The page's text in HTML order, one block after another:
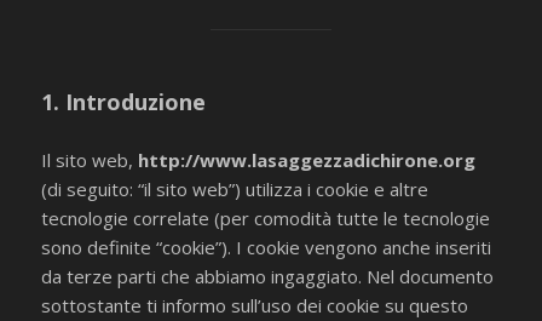
1. Introduzione
Il sito web, http://www.lasaggezzadichirone.org
(di seguito: “il sito web”) utilizza i cookie e altre
tecnologie correlate (per comodità tutte le tecnologie
sono definite “cookie”). I cookie vengono anche inseriti
da terze parti che abbiamo ingaggiato. Nel documento
sottostante ti informo sull’uso dei cookie su questo